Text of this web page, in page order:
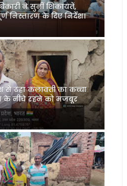
ने सुनीं शिकायतें,
निस्तारण के दिए निर्देश।
से ढहा कलावती का कच्चा
नीचे रहने को मजबूर